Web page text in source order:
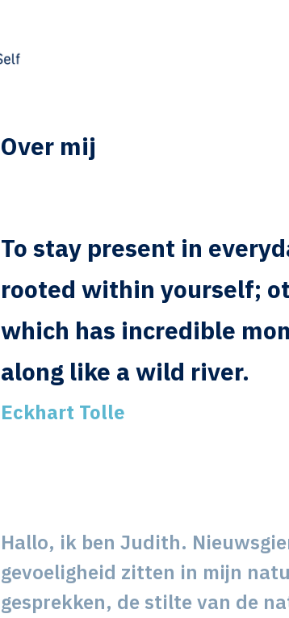
Over mij
To stay present in
rooted within yourself;
which has incredible
along like a wild river.
Eckhart Tolle
Hallo, ik ben Judith.
gevoeligheid zitten in mijn
gesprekken, de stilte van de